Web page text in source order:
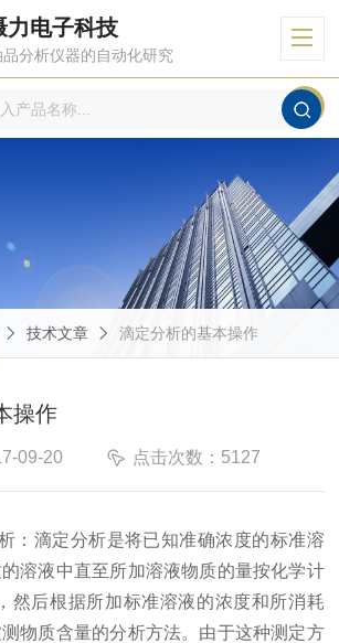
力电子科技
分析仪器的自动化研究
技术文章 滴定分析的基本操作
操作
09-20 点击次数：5127
滴定分析是将已知准确浓度的标准溶
溶液中直至所加溶液物质的量按化学计
然后根据所加标准溶液的浓度和所消耗
物质含量的分析方法。由于这种测定方